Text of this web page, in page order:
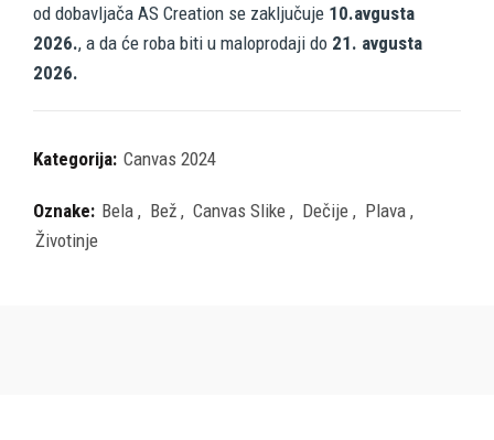
od dobavljača AS Creation se zaključuje 10.avgusta
2026., a da će roba biti u maloprodaji do 21. avgusta
2026.
Kategorija: Canvas 2024
Oznake: Bela , Bež , Canvas Slike , Dečije , Plava ,
Životinje